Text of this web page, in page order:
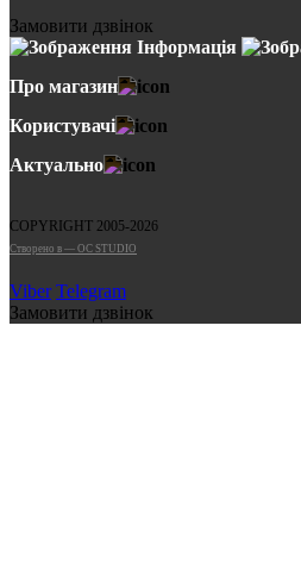
Замовити дзвінок
Інформація
Про магазин
Користувачі
Актуально
COPYRIGHT 2005-2026
Cтворено в — OC STUDIO
Viber Telegram
Замовити дзвінок